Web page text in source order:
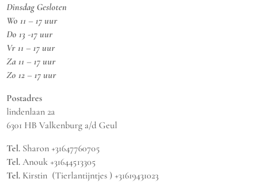
Dinsdag Gesloten
Wo 11 – 17 uur
Do 13 -17 uur
Vr 11 – 17 uur
Za 11 – 17 uur
Zo 12 – 17 uur
Postadres
lindenlaan 2a
6301 HB Valkenburg a/d Geul
Tel. Sharon +31647760705
Tel. Anouk +31644513305
Tel. Kirstin (Tierlantijntjes ) +31619431023